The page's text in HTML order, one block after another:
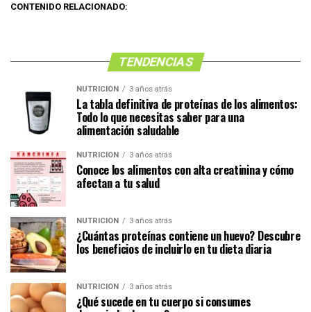
CONTENIDO RELACIONADO:
TENDENCIAS
NUTRICIÓN 3 años atrás
La tabla definitiva de proteínas de los alimentos:
Todo lo que necesitas saber para una
alimentación saludable
NUTRICIÓN 3 años atrás
Conoce los alimentos con alta creatinina y cómo
afectan a tu salud
NUTRICIÓN 3 años atrás
¿Cuántas proteínas contiene un huevo? Descubre
los beneficios de incluirlo en tu dieta diaria
NUTRICIÓN 3 años atrás
¿Qué sucede en tu cuerpo si consumes